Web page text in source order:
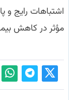
اشتباهات رایج و
مؤثر در کاهش